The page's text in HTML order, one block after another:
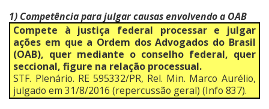
1) Competência para julgar causas envolvendo a OAB
Compete à justiça federal processar e julgar
ações em que a Ordem dos Advogados do Brasil
(OAB), quer mediante o conselho federal, quer
seccional, figure na relação processual.
STF. Plenário. RE 595332/PR, Rel. Min. Marco Aurélio,
julgado em 31/8/2016 (repercussão geral) (Info 837).